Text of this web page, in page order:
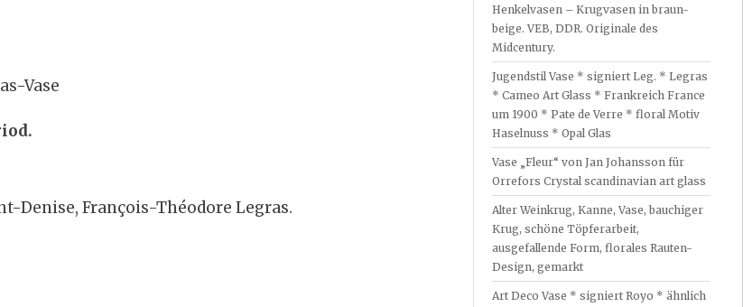
Denise, François-Théodore Legras.
Henkelvasen – Krugvasen in braun-
beige. VEB, DDR. Originale des
Midcentury.
Jugendstil Vase * signiert Leg. * Legras
* Cameo Art Glass * Frankreich France
um 1900 * Pate de Verre * floral Motiv
Haselnuss * Opal Glas
Vase „Fleur“ von Jan Johansson für
Orrefors Crystal scandinavian art glass
Alter Weinkrug, Kanne, Vase, bauchiger
Krug, schöne Töpferarbeit,
ausgefallende Form, florales Rauten-
Design, gemarkt
Art Deco Vase * signiert Royo * ähnlich